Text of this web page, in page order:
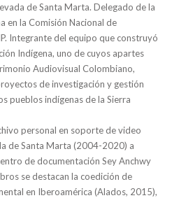
de Santa Marta. Delegado de la
en la Comisión Nacional de
Integrante del equipo que construyó
Indígena, uno de cuyos apartes
Audiovisual Colombiano,
de investigación y gestión
pueblos indígenas de la Sierra
personal en soporte de video
de Santa Marta (2004-2020) a
de documentación Sey Anchwy
se destacan la coedición de
en Iberoamérica (Alados, 2015),